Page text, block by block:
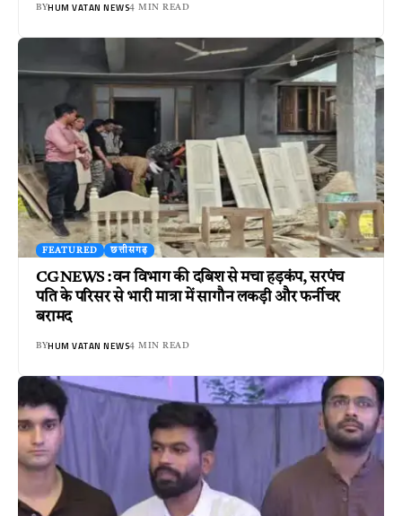
BYHUM VATAN NEWS4 MIN READ
FEATURED छत्तीसगढ़
CG NEWS : वन विभाग की दबिश से मचा हड़कंप, सरपंच
पति के परिसर से भारी मात्रा में सागौन लकड़ी और फर्नीचर
बरामद
BYHUM VATAN NEWS4 MIN READ